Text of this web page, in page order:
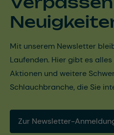
Mit unserem Newsletter
Laufenden. Hier gibt es
Aktionen und weitere
Schlauchbranche, die Sie
Zur Newsletter-